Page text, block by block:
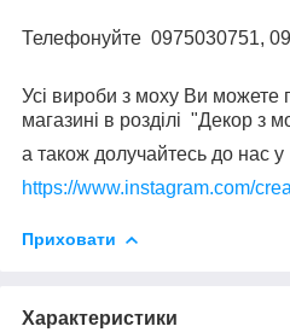
Телефонуйте 0975030751,
Усі вироби з моху Ви можете
магазині в розділі "Декор з
а також долучайтесь до нас у
https://www.instagram.com/
Приховати
Характеристики